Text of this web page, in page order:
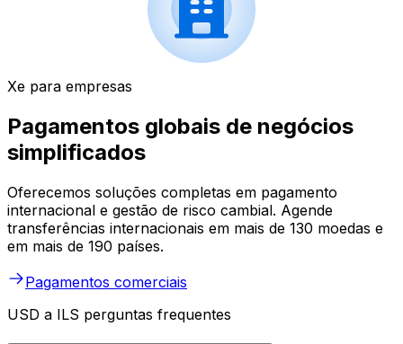
Xe para empresas
Pagamentos globais de negócios
simplificados
Oferecemos soluções completas em pagamento
internacional e gestão de risco cambial. Agende
transferências internacionais em mais de 130 moedas e
em mais de 190 países.
Pagamentos comerciais
USD a ILS perguntas frequentes